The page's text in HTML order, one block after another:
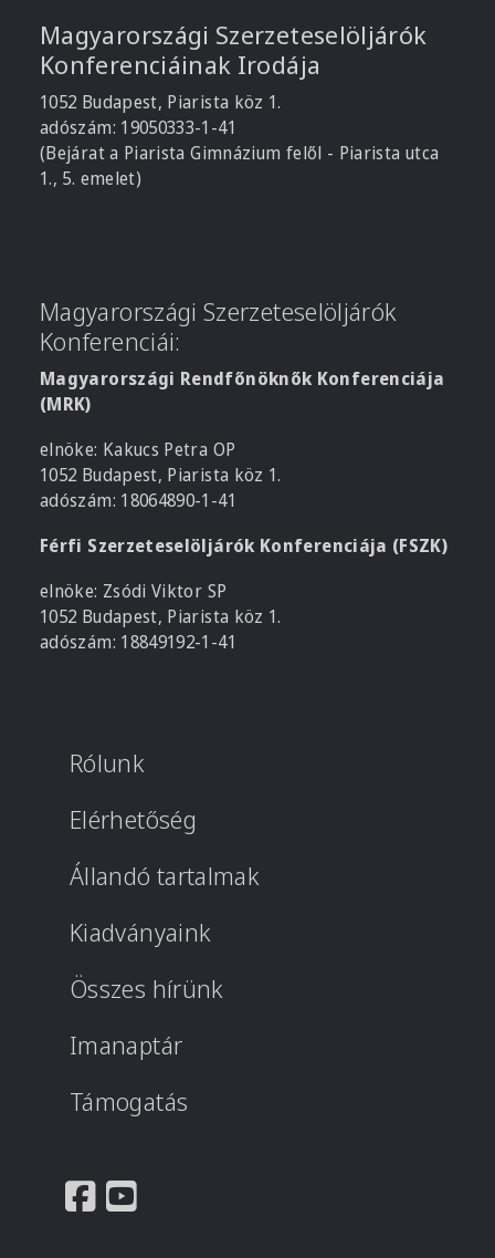
Magyarországi Szerzeteselöljárók
Konferenciáinak Irodája
1052 Budapest, Piarista köz 1.
adószám: 19050333-1-41
(Bejárat a Piarista Gimnázium felől - Piarista utca
1., 5. emelet)
Magyarországi Szerzeteselöljárók
Konferenciái:
Magyarországi Rendfőnöknők Konferenciája
(MRK)
elnöke: Kakucs Petra OP
1052 Budapest, Piarista köz 1.
adószám: 18064890-1-41
Férfi Szerzeteselöljárók Konferenciája (FSZK)
elnöke: Zsódi Viktor SP
1052 Budapest, Piarista köz 1.
adószám: 18849192-1-41
Rólunk
Elérhetőség
Állandó tartalmak
Kiadványaink
Összes hírünk
Imanaptár
Támogatás